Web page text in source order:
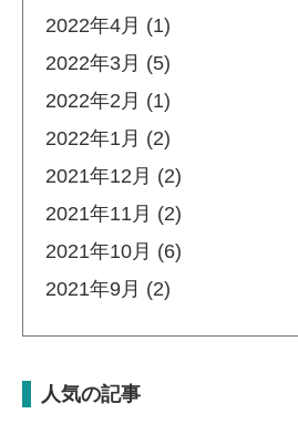
2022年4月 (1)
2022年3月 (5)
2022年2月 (1)
2022年1月 (2)
2021年12月 (2)
2021年11月 (2)
2021年10月 (6)
2021年9月 (2)
人気の記事